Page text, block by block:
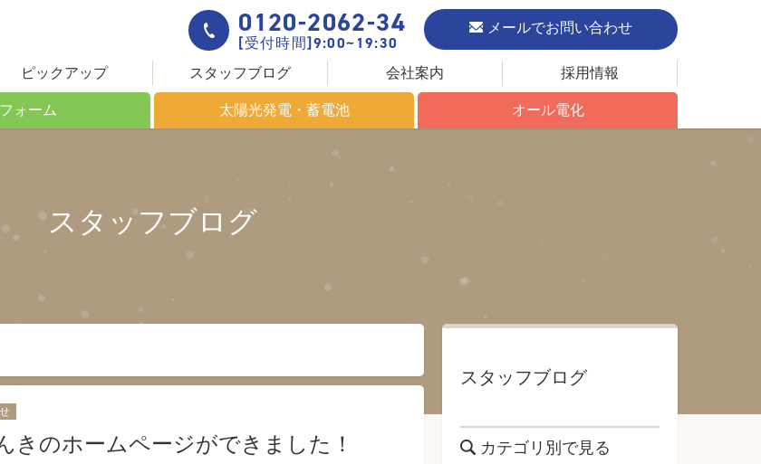
0120-2062-34
[受付時間]9:00~19:30
メールでお問い合わせ
ピックアップ スタッフブログ 会社案内 採用情報
ォーム 太陽光発電・蓄電池
太陽光発電システム HIT
オール電化
スタッフブログ
きのホームページができました！
スタッフブログ
カテゴリ別で見る